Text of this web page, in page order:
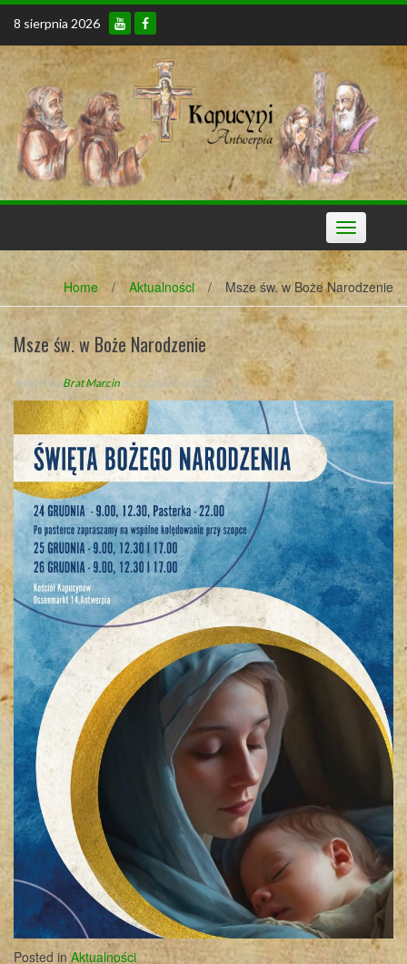
Skip
content
8 sierpnia 2026
Toggle
navigation
Home / Aktualności / Msze św. w Boże Narodzenie
Msze św. w Boże Narodzenie
Posted ByBrat Marcin on 23 grudnia 2023
Posted in Aktualności